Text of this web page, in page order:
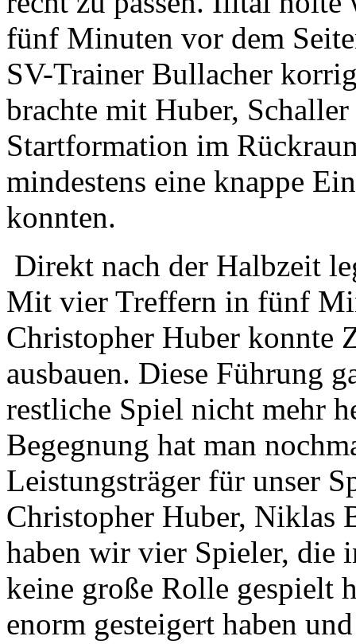
fünf Minuten vor dem
SV-Trainer Bullacher
brachte mit Huber,
Startformation im
mindestens eine knappe
konnten.
Direkt nach der Halbzeit
Mit vier Treffern in fünf
Christopher Huber konnte
ausbauen. Diese Führung
restliche Spiel nicht mehr
Begegnung hat man
Leistungsträger für unser
Christopher Huber, Niklas
haben wir vier Spieler, die
keine große Rolle gespielt
enorm gesteigert haben